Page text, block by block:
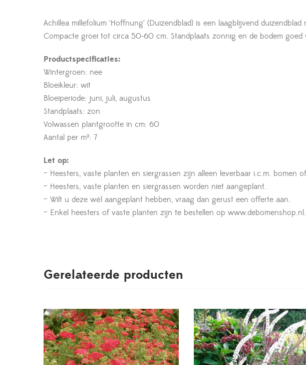
Achillea millefolium ‘Hoffnung’ (Duizendblad) is een laagblijvend
Compacte groei tot circa 50-60 cm. Standplaats zonnig en de bodem goed
Productspecificaties:
Wintergroen: nee
Bloeikleur: wit
Bloeiperiode: juni, juli, augustus
Standplaats: zon
Volwassen plantgrootte in cm: 60
Aantal per m²: 7
Let op:
– Heesters, vaste planten en siergrassen zijn alleen leverbaar i.c.m. bomen
– Heesters, vaste planten en siergrassen worden niet aangeplant.
– Wilt u deze wél aangeplant hebben, vraag dan gerust een offerte aan.
– Enkel heesters of vaste planten zijn te bestellen op www.debomenshop.nl.
Gerelateerde producten